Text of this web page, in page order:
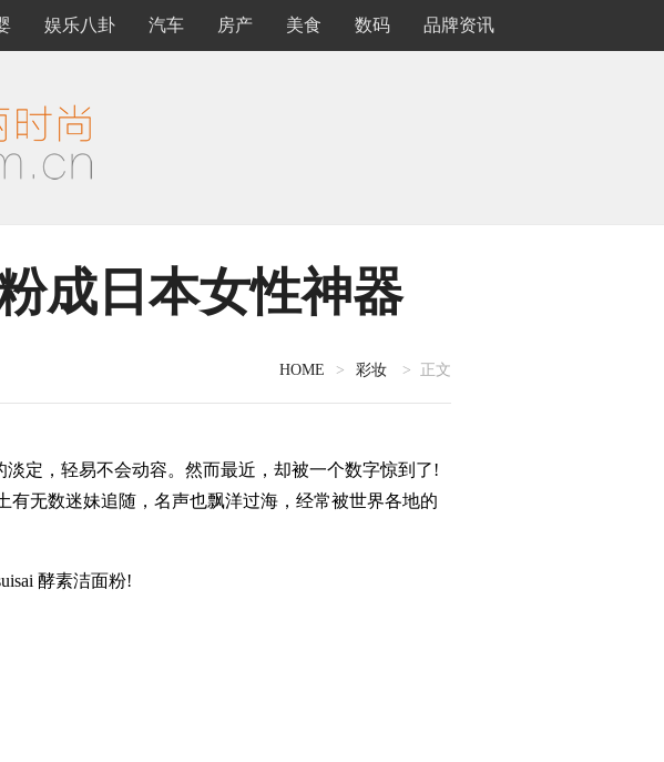
娱乐八卦 汽车 房产 美食 数码 品牌资讯
成日本女性神器
HOME > 彩妆 > 正文
定，轻易不会动容。然而最近，却被一个数字惊到了!
无数迷妹追随，名声也飘洋过海，经常被世界各地的
酵素洁面粉!